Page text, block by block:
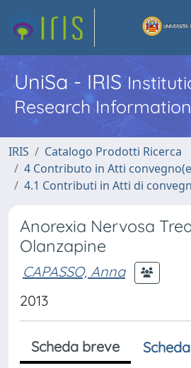
UniSa - IRIS
Research
IRIS
Catalogo Prodotti Ricerca
4 Contributo in Atti
4.1 Contributi in Atti di
Anorexia Nervosa
Olanzapine
CAPASSO, Anna
2013
Scheda breve